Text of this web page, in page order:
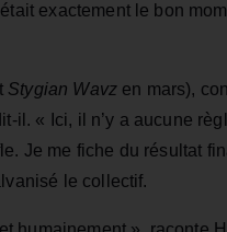
exactement le bon
Stygian Wavz en mars),
il. « Ici, il n’y a aucune
Je me fiche du résultat
le collectif.